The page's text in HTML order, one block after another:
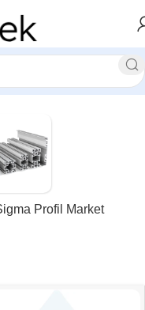
Profil Market